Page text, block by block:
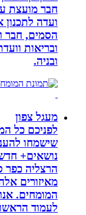
חבר מועצת
ועדה לתכנון
הסמים, חבר ועדת
ובריאות וועדת
מעגל צפון
לפניכם כל
שישמחו להעניק
נושאים+ חדשות
הרצליה כפר סבא
מאיזורים אלה,
המומחים. אנו
לעמוד הראשון